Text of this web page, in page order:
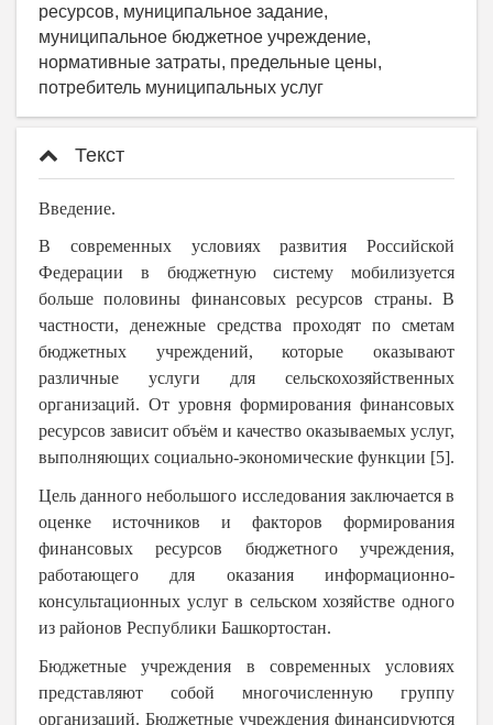
ресурсов, муниципальное задание,
муниципальное бюджетное учреждение,
нормативные затраты, предельные цены,
потребитель муниципальных услуг
Текст
Введение.
В современных условиях развития Российской
Федерации в бюджетную систему мобилизуется
больше половины финансовых ресурсов страны. В
частности, денежные средства проходят по сметам
бюджетных учреждений, которые оказывают
различные услуги для сельскохозяйственных
организаций. От уровня формирования финансовых
ресурсов зависит объём и качество оказываемых услуг,
выполняющих социально-экономические функции [5].
Цель данного небольшого исследования заключается в
оценке источников и факторов формирования
финансовых ресурсов бюджетного учреждения,
работающего для оказания информационно-
консультационных услуг в сельском хозяйстве одного
из районов Республики Башкортостан.
Бюджетные учреждения в современных условиях
представляют собой многочисленную группу
организаций. Бюджетные учреждения финансируются